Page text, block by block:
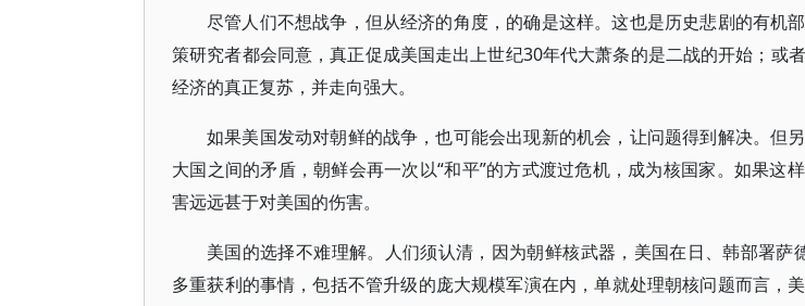
尽管人们不想战争，但从经济的角度，的确是这样。这也是历史悲剧的有机
策研究者都会同意，真正促成美国走出上世纪30年代大萧条的是二战的开始；或
经济的真正复苏，并走向强大。
如果美国发动对朝鲜的战争，也可能会出现新的机会，让问题得到解决。但
大国之间的矛盾，朝鲜会再一次以“和平”的方式渡过危机，成为核国家。如果这
害远远甚于对美国的伤害。
美国的选择不难理解。人们须认清，因为朝鲜核武器，美国在日、韩部署萨
多重获利的事情，包括不管升级的庞大规模军演在内，单就处理朝核问题而言，